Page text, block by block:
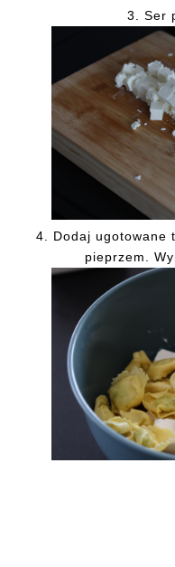
3. Ser
4. Dodaj ugotowane
pieprzem.